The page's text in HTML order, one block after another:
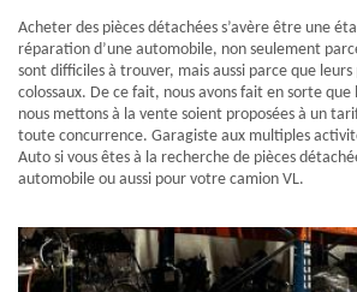
Acheter des pièces détachées s’avère être une
réparation d’une automobile, non seulement
sont difficiles à trouver, mais aussi parce que
colossaux. De ce fait, nous avons fait en sorte que
nous mettons à la vente soient proposées à un
toute concurrence. Garagiste aux multiples
Auto si vous êtes à la recherche de pièces
automobile ou aussi pour votre camion VL.